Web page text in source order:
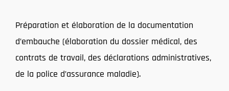
Préparation et élaboration de la documentation
d’embauche (élaboration du dossier médical, des
contrats de travail, des déclarations administratives,
de la police d’assurance maladie).